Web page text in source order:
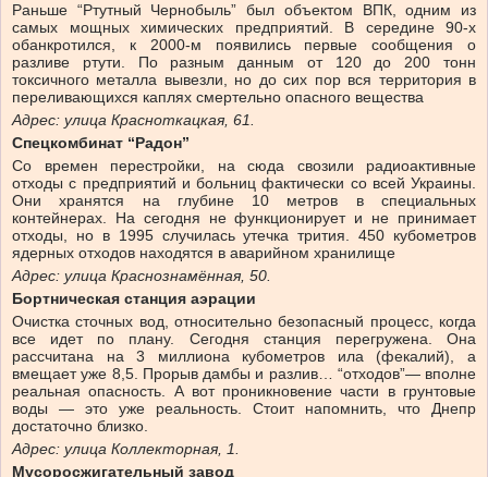
Раньше “Ртутный Чернобыль” был объектом ВПК, одним из
самых мощных химических предприятий. В середине 90-х
обанкротился, к 2000-м появились первые сообщения о
разливе ртути. По разным данным от 120 до 200 тонн
токсичного металла вывезли, но до сих пор вся территория в
переливающихся каплях смертельно опасного вещества
Адрес: улица Красноткацкая, 61.
Спецкомбинат “Радон”
Со времен перестройки, на сюда свозили радиоактивные
отходы с предприятий и больниц фактически со всей Украины.
Они хранятся на глубине 10 метров в специальных
контейнерах. На сегодня не функционирует и не принимает
отходы, но в 1995 случилась утечка трития. 450 кубометров
ядерных отходов находятся в аварийном хранилище
Адрес: улица Краснознамённая, 50.
Бортническая станция аэрации
Очистка сточных вод, относительно безопасный процесс, когда
все идет по плану. Сегодня станция перегружена. Она
рассчитана на 3 миллиона кубометров ила (фекалий), а
вмещает уже 8,5. Прорыв дамбы и разлив… “отходов”— вполне
реальная опасность. А вот проникновение части в грунтовые
воды — это уже реальность. Стоит напомнить, что Днепр
достаточно близко.
Адрес: улица Коллекторная, 1.
Мусоросжигательный завод